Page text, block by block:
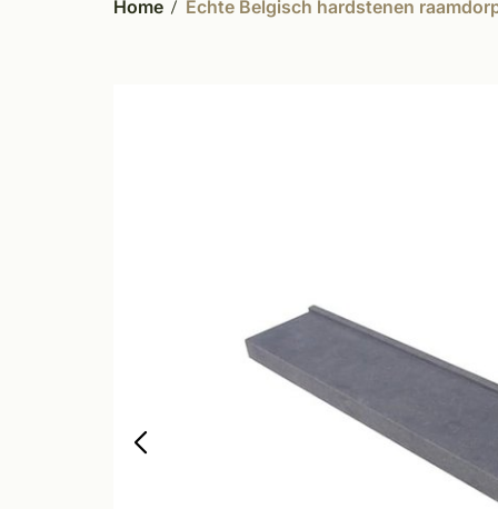
Home Echte Belgisch hardstenen